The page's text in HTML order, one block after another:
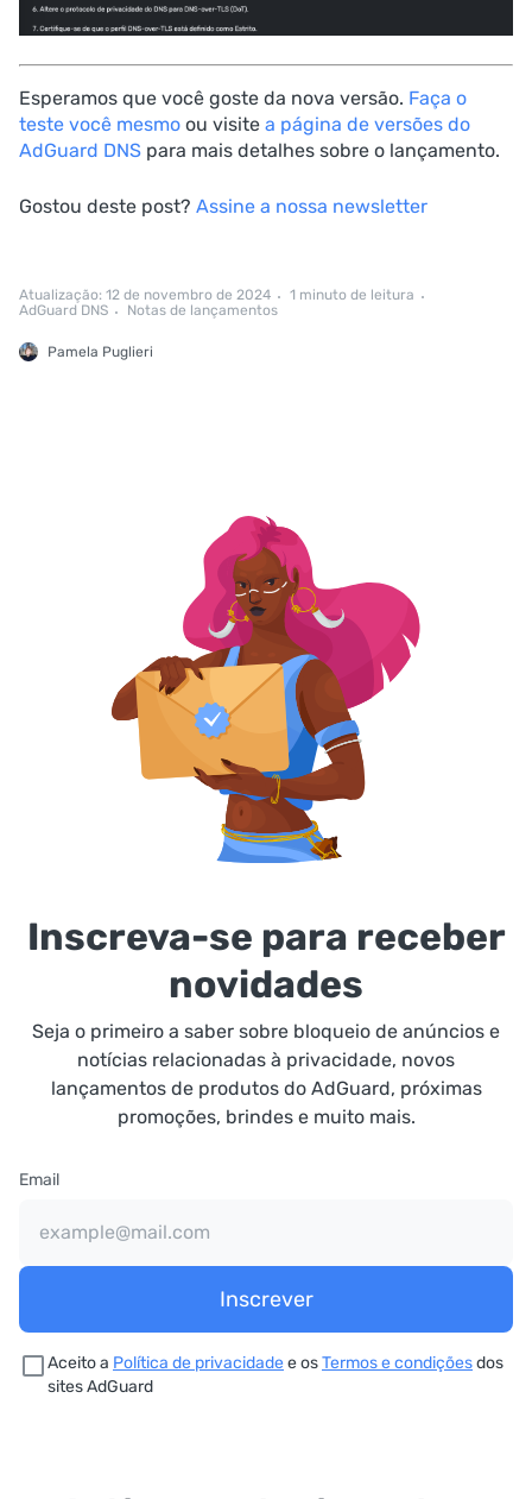
Esperamos que você goste da nova versão. Faça o
teste você mesmo ou visite a página de versões do
AdGuard DNS para mais detalhes sobre o lançamento.
Gostou deste post? Assine a nossa newsletter
Atualização: 12 de novembro de 2024
1 minuto de leitura
AdGuard DNS
Notas de lançamentos
Pamela Puglieri
Inscreva-se para receber
novidades
Seja o primeiro a saber sobre bloqueio de anúncios e
notícias relacionadas à privacidade, novos
lançamentos de produtos do AdGuard, próximas
promoções, brindes e muito mais.
Email
Inscrever
Aceito a Política de privacidadee osTermos e condiçõesdos
sites AdGuard